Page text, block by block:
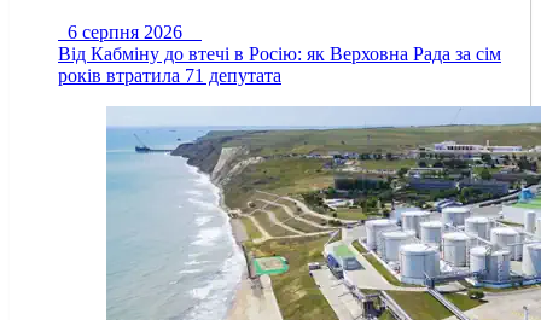
6 серпня 2026
Від Кабміну до втечі в Росію: як Верховна Рада за сім
років втратила 71 депутата